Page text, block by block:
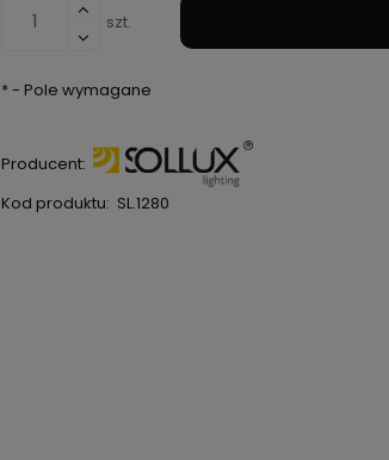
szt.
*- Pole wymagane
Producent:
Kod produktu: SL.1280